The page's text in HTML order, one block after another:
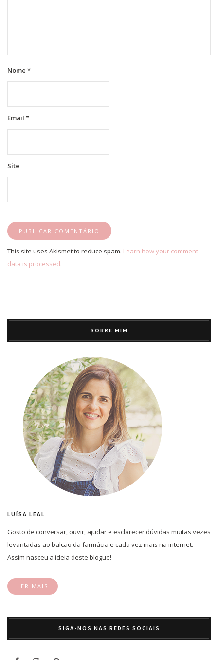
Nome *
Email *
Site
This site uses Akismet to reduce spam. Learn how your comment
data is processed.
SOBRE MIM
LUÍSA LEAL
Gosto de conversar, ouvir, ajudar e esclarecer dúvidas muitas vezes
levantadas ao balcão da farmácia e cada vez mais na internet.
Assim nasceu a ideia deste blogue!
LER MAIS
SIGA-NOS NAS REDES SOCIAIS